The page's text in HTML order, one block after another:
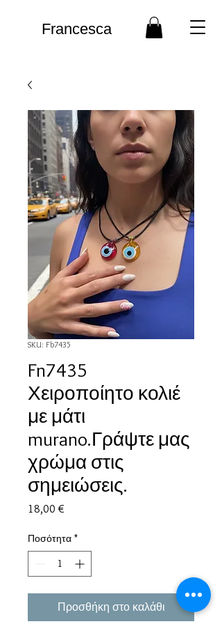
Francesca
SKU: Fb7435
Fn7435
Χειροποίητο κολιέ
με μάτι
murano.Γράψτε μας
χρώμα στις
σημειώσεις.
18,00 €
Ποσότητα *
Προσθήκη στο καλάθι